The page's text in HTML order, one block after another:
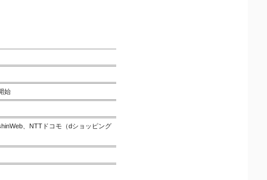
始
、NTTドコモ（dショッピング